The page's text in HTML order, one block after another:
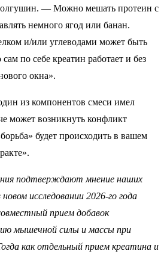
— Можно мешать протеин с
немного ягод или банан.
и/или углеводами может быть
по себе креатин работает и без
окна».
из компонентов смеси имел
может возникнуть конфликт
будет происходить в вашем
подтверждают мнение наших
новом исследовании 2026-го года
прием добавок
мышечной силы и массы при
как отдельный прием креатина и